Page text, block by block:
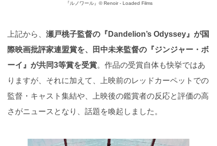
『ルノワール』© Renoir - Loaded Films
上記から、 瀬戸桃子監督の『Dandelion’s Odyssey』が国
際映画批評家連盟賞を、田中未来監督の『ジンジャー・ボ
ーイ』が共同3等賞を受賞。作品の受賞自体も快挙ではあ
りますが、それに加えて、上映前のレッドカーペットでの
監督・キャスト集結や、上映後の鑑賞者の反応と評価の高
さがニュースとなり、話題を喚起しました。